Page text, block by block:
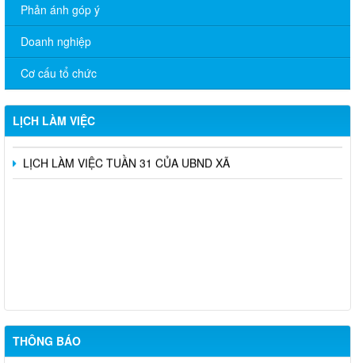
Phản ánh góp ý
Doanh nghiệp
Cơ cấu tổ chức
LỊCH LÀM VIỆC
Lịch làm việc của HĐND-UBND Xã Tuần thứ 4 năm 2026 (Từ
ngày 19/1/2026 đến ngày 23/1/2026)
Lịch làm việc của HĐND-UBND Xã Tuần thứ 3 năm 2026 (Từ
ngày 12/1/2026 đến ngày 16/1/2026)
LỊCH LÀM VIỆC CỦA UBND XÃ TUẦN 32
LỊCH LÀM VIỆC TUẦN 31 CỦA UBND XÃ
THÔNG BÁO
TUYỂN DỤNG LAO ĐỘNG THÁNG 06 – NĂM 2026
THÔNG TIN TUYỂN DỤNG LAO ĐỘNG THÁNG 05 – NĂM